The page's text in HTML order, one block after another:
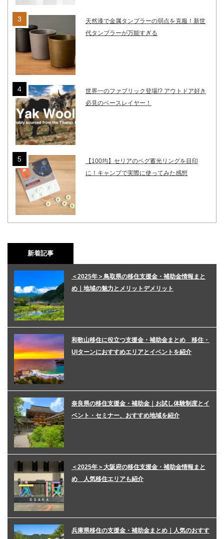
天然漆で金属タンブラーの弱点を克服！新世
代タンブラーが万能すぎる
世界一のファブリック登場!? アウトドア好き
必見のベースレイヤー！
【100均】セリアのペグ蓄光リングを目印
に！キャンプで実際に使ってみた感想
新着記事
＜2025年＞鳥取県の移住支援金・補助金情報まと
め｜地域の魅力とメリットデメリット
和歌山移住に役立つ支援金・補助金まとめ 移住・
UIターンにおすすめエリアとイベントを紹介
奈良県の移住支援金・補助金｜お試し体験制度とイ
ベント・セミナー、おすすめ地域を紹介
＜2025年＞大阪府の移住支援金・補助金情報まと
め 人気移住エリアも紹介
兵庫県移住の支援金・補助金まとめ｜人気のおすす